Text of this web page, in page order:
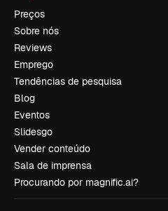
Preços
Sobre nós
Reviews
Emprego
Tendências de pesquisa
Blog
Eventos
Slidesgo
Vender conteúdo
Sala de imprensa
Procurando por magnific.ai?